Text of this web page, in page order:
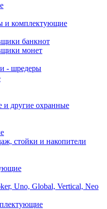
и комплектующие
банкнот
монет
- шредеры
и другие охранные
стойки и накопители
Uno, Global, Vertical, Neo